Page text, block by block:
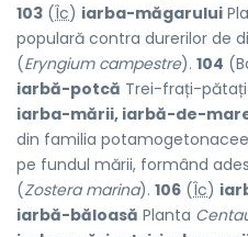
103 (Îc) iarba-măgarului
populară contra durerilor de
(Eryngium campestre). 104
iarbă-potcă Trei-frați-
iarba-mării, iarbă-de-
din familia
pe fundul mării, formând
(Zostera marina). 106 (Îc)
iarbă-băloasă Planta